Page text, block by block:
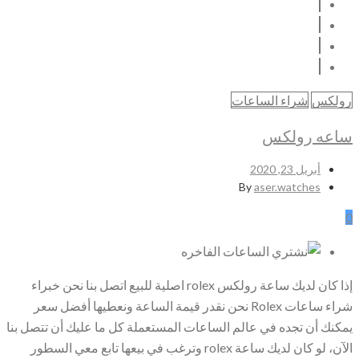
رولكس شراء الساعات
ساعه رولكس
أبريل 23, 2020
Byaser.watches
0
إذا كان لديك ساعة رولكس rolex اصلية للبيع اتصل بنا نحن خبراء
شراء ساعات Rolex نحن نقدر قيمة الساعة ونعطيها أفضل سعر
يمكنك أن تجده في عالم الساعات المستعملة كل ما عليك أن تتصل بنا
الآن، لو كان لديك ساعة rolex وترغب في بيعها تابع معي السطور